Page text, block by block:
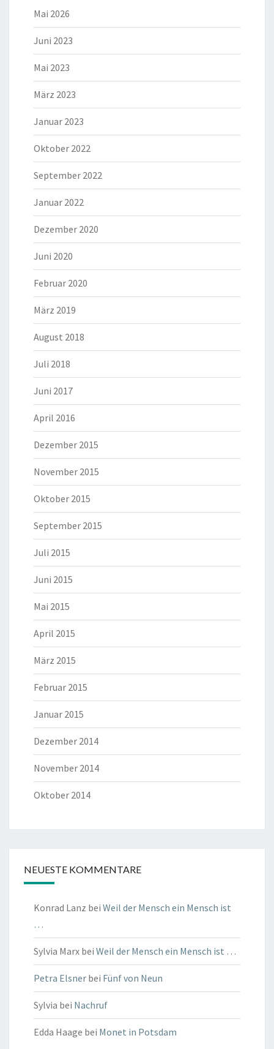
Mai 2026
Juni 2023
Mai 2023
März 2023
Januar 2023
Oktober 2022
September 2022
Januar 2022
Dezember 2020
Juni 2020
Februar 2020
März 2019
August 2018
Juli 2018
Juni 2017
April 2016
Dezember 2015
November 2015
Oktober 2015
September 2015
Juli 2015
Juni 2015
Mai 2015
April 2015
März 2015
Februar 2015
Januar 2015
Dezember 2014
November 2014
Oktober 2014
NEUESTE KOMMENTARE
Konrad Lanz bei Weil der Mensch ein Mensch ist
…
Sylvia Marx bei Weil der Mensch ein Mensch ist …
Petra Elsner bei Fünf von Neun
Sylvia bei Nachruf
Edda Haage bei Monet in Potsdam